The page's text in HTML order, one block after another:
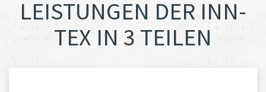
LEISTUNGEN DER INN-
TEX IN 3 TEILEN